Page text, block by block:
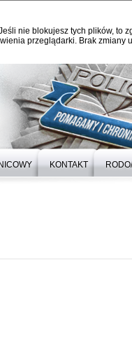
nie blokujesz tych plików, to
przeglądarki. Brak zmiany
KONTAKT